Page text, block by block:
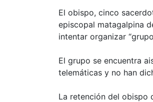
El obispo, cinco
episcopal matagalpina
intentar organizar
El grupo se encuentra
telemáticas y no han
La retención del obispo